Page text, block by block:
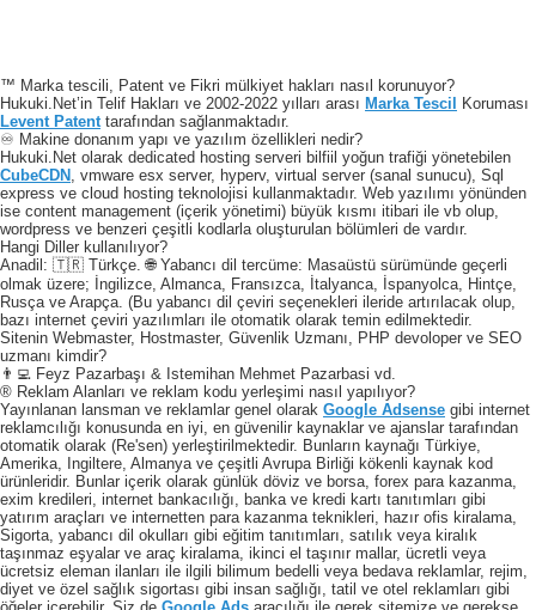
™ Marka tescili, Patent ve Fikri mülkiyet hakları nasıl korunuyor?
Hukuki.Net’in Telif Hakları ve 2002-2022 yılları arası Marka Tescil Koruması
Levent Patent tarafından sağlanmaktadır.
♾️ Makine donanım yapı ve yazılım özellikleri nedir?
Hukuki.Net olarak dedicated hosting serveri bilfiil yoğun trafiği yönetebilen
CubeCDN , vmware esx server, hyperv, virtual server (sanal sunucu), Sql
express ve cloud hosting teknolojisi kullanmaktadır. Web yazılımı yönünden
ise content management (içerik yönetimi) büyük kısmı itibari ile vb olup,
wordpress ve benzeri çeşitli kodlarla oluşturulan bölümleri de vardır.
Hangi Diller kullanılıyor?
Anadil: 🇹🇷 Türkçe. 🌐 Yabancı dil tercüme: Masaüstü sürümünde geçerli
olmak üzere; İngilizce, Almanca, Fransızca, İtalyanca, İspanyolca, Hintçe,
Rusça ve Arapça. (Bu yabancı dil çeviri seçenekleri ileride artırılacak olup,
bazı internet çeviri yazılımları ile otomatik olarak temin edilmektedir.
Sitenin Webmaster, Hostmaster, Güvenlik Uzmanı, PHP devoloper ve SEO
uzmanı kimdir?
👨‍💻 Feyz Pazarbaşı & Istemihan Mehmet Pazarbasi vd.
® Reklam Alanları ve reklam kodu yerleşimi nasıl yapılıyor?
Yayınlanan lansman ve reklamlar genel olarak Google Adsense gibi internet
reklamcılığı konusunda en iyi, en güvenilir kaynaklar ve ajanslar tarafından
otomatik olarak (Re'sen) yerleştirilmektedir. Bunların kaynağı Türkiye,
Amerika, Ingiltere, Almanya ve çeşitli Avrupa Birliği kökenli kaynak kod
ürünleridir. Bunlar içerik olarak günlük döviz ve borsa, forex para kazanma,
exim kredileri, internet bankacılığı, banka ve kredi kartı tanıtımları gibi
yatırım araçları ve internetten para kazanma teknikleri, hazır ofis kiralama,
Sigorta, yabancı dil okulları gibi eğitim tanıtımları, satılık veya kiralık
taşınmaz eşyalar ve araç kiralama, ikinci el taşınır mallar, ücretli veya
ücretsiz eleman ilanları ile ilgili bilimum bedelli veya bedava reklamlar, rejim,
diyet ve özel sağlık sigortası gibi insan sağlığı, tatil ve otel reklamları gibi